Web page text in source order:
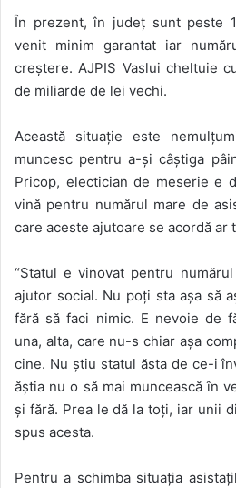
În prezent, în județ sunt peste
venit minim garantat iar
creștere. AJPIS Vaslui cheltuie
de miliarde de lei vechi.
Această situație este
muncesc pentru a-și câștiga
Pricop, electician de meserie e
vină pentru numărul mare de
care aceste ajutoare se acordă ar
“Statul e vinovat pentru
ajutor social. Nu poți sta așa să
fără să faci nimic. E nevoie de
una, alta, care nu-s chiar așa
cine. Nu știu statul ăsta de ce-i
ăștia nu o să mai muncească în
și fără. Prea le dă la toți, iar unii
spus acesta.
Pentru a schimba situația